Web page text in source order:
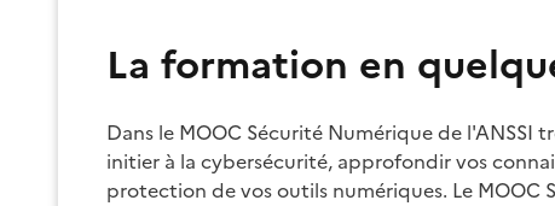
La formation en
Dans le MOOC Sécurité Numérique de l'ANSSI
initier à la cybersécurité, approfondir vos
protection de vos outils numériques. Le